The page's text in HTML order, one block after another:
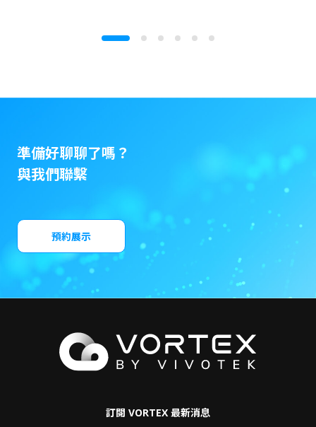
準備好聊聊了嗎？
與我們聯繫
預約展示
訂閱 VORTEX 最新消息